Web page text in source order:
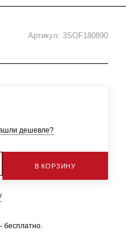
Артикул: 3SOF180890
дешевле?
В КОРЗИНУ
бесплатно.